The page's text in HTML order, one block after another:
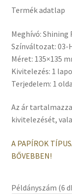
Termék adatlap
Meghívó: Shining
Színváltozat: 03-
Méret: 135×135
Kivitelezés: 1
Terjedelem: 1
Az ár
kivitelezését,
A PAPÍROK
BŐVEBBEN!
Példányszám (6